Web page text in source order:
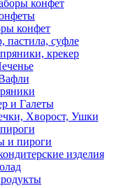
конфет
конфет
пастила, суфле
крекер
и Галеты
Хворост, Ушки
и пироги
изделия